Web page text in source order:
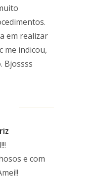
em realizar
me indicou,
Bjossss
e com